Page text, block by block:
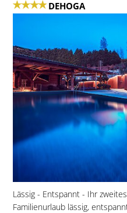
DEHOGA
Lässig - Entspannt - Ihr
Familienurlaub lässig,